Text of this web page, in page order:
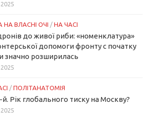
НА ВЛАСНІ ОЧІ / НА ЧАСІ
до живої риби: «номенклатура»
допомоги фронту с початку
значно розширилась
/ ПОЛІТАНАТОМІЯ
й. Рік глобального тиску на Москву?